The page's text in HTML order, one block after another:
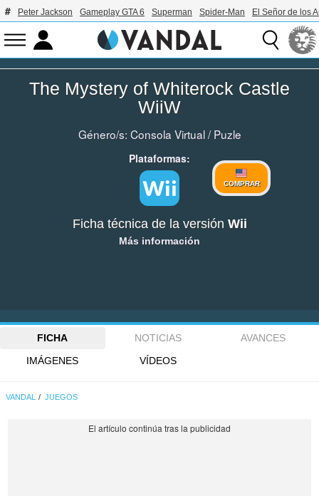
Peter Jackson Gameplay GTA 6 Superman Spider-Man El Señor de los
The Mystery of Whiterock Castle
WiiW
Género/s: Consola Virtual/Puzle
Plataformas:
COMPRAR
Ficha técnica de la versión Wii
Más información
FICHA NOTICIAS
AVANCES
IMÁGENES
VÍDEOS
VANDAL JUEGOS